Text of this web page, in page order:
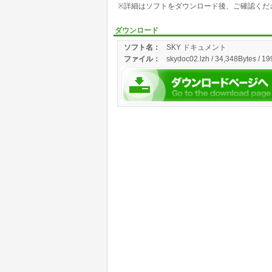
※詳細はソフトをダウンロード後、ご確認くだ
ダウンロード
ソフト名：
SKY ドキュメント
ファイル：
skydoc02.lzh / 34,348Bytes /